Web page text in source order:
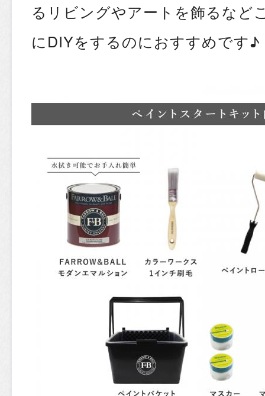
るリビングやアートを飾るなど
にDIYをするのにおすすめです♪